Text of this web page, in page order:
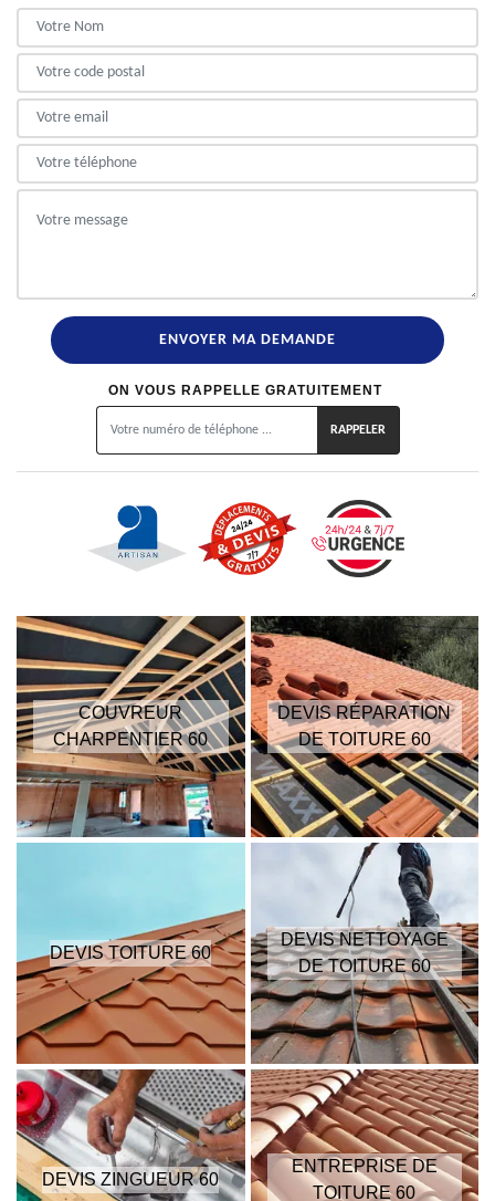
ON VOUS RAPPELLE GRATUITEMENT
COUVREUR
CHARPENTIER 60
DEVIS RÉPARATION
DE TOITURE 60
DEVIS TOITURE 60
DEVIS NETTOYAGE
DE TOITURE 60
DEVIS ZINGUEUR 60
ENTREPRISE DE
TOITURE 60